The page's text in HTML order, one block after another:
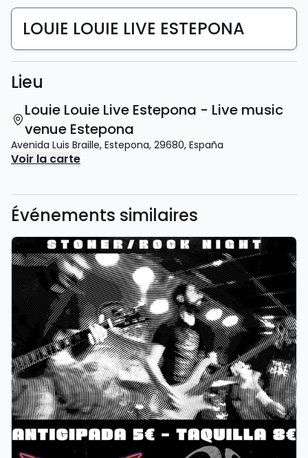
LOUIE LOUIE LIVE ESTEPONA
Lieu
Louie Louie Live Estepona - Live music
venue Estepona
Avenida Luis Braille, Estepona, 29680, España
Voir la carte
Événements similaires